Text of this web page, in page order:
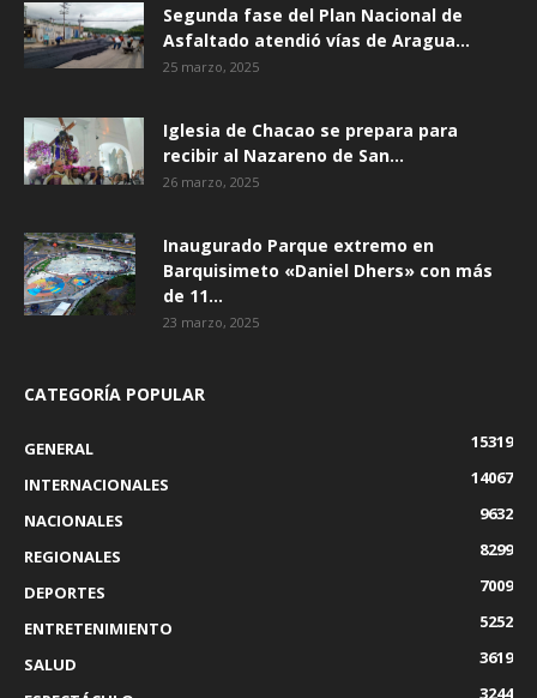
Segunda fase del Plan Nacional de
Asfaltado atendió vías de Aragua...
25 marzo, 2025
Iglesia de Chacao se prepara para
recibir al Nazareno de San...
26 marzo, 2025
Inaugurado Parque extremo en
Barquisimeto «Daniel Dhers» con más
de 11...
23 marzo, 2025
CATEGORÍA POPULAR
GENERAL
15319
INTERNACIONALES
14067
NACIONALES
9632
REGIONALES
8299
DEPORTES
7009
ENTRETENIMIENTO
5252
SALUD
3619
3244